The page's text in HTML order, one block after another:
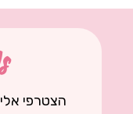
הצטרפי